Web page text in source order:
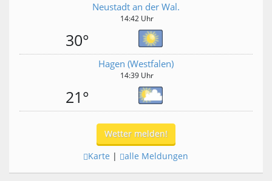
Neustadt an der Wal.
14:42 Uhr
30°
Hagen (Westfalen)
14:39 Uhr
21°
Wetter melden!
Karte | alle Meldungen